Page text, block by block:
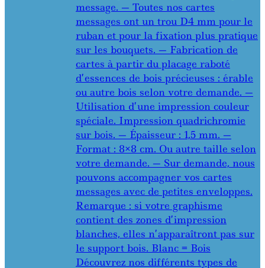
message. — Toutes nos cartes
messages ont un trou D4 mm pour le
ruban et pour la fixation plus pratique
sur les bouquets. — Fabrication de
cartes à partir du placage raboté
d’essences de bois précieuses : érable
ou autre bois selon votre demande. —
Utilisation d’une impression couleur
spéciale. Impression quadrichromie
sur bois. — Épaisseur : 1,5 mm. —
Format : 8×8 cm. Ou autre taille selon
votre demande. — Sur demande, nous
pouvons accompagner vos cartes
messages avec de petites enveloppes.
Remarque : si votre graphisme
contient des zones d’impression
blanches, elles n’apparaîtront pas sur
le support bois. Blanc = Bois
Découvrez nos différents types de